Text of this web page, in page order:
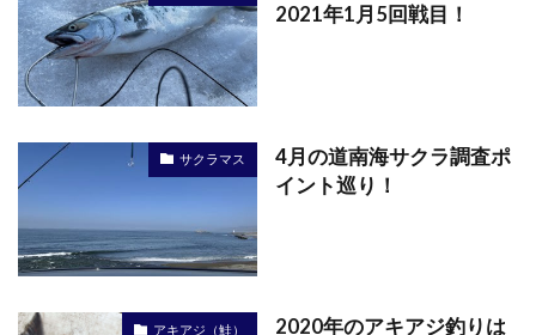
2021年1月5回戦目！
サクラマス
4月の道南海サクラ調査ポ
イント巡り！
アキアジ（鮭）
2020年のアキアジ釣りは